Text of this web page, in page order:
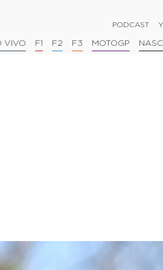
PODCAST
VIVO F1 F2 F3 MOTOGP